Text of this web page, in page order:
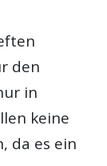
den
in
keine
da es ein